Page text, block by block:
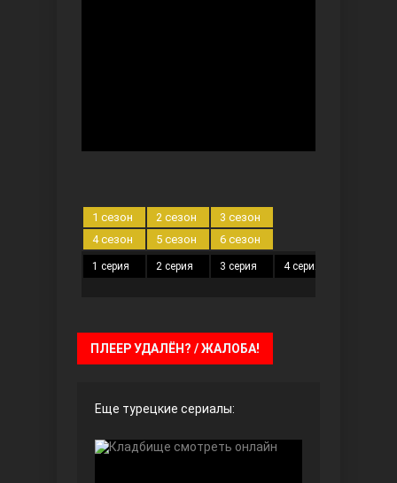
1 сезон 2 сезон
3 сезон
4 сезон
5 сезон 6 сезон
1 серия 2 серия 3 серия 4 серия
ПЛЕЕР УДАЛЁН? / ЖАЛОБА!
Еще турецкие сериалы: